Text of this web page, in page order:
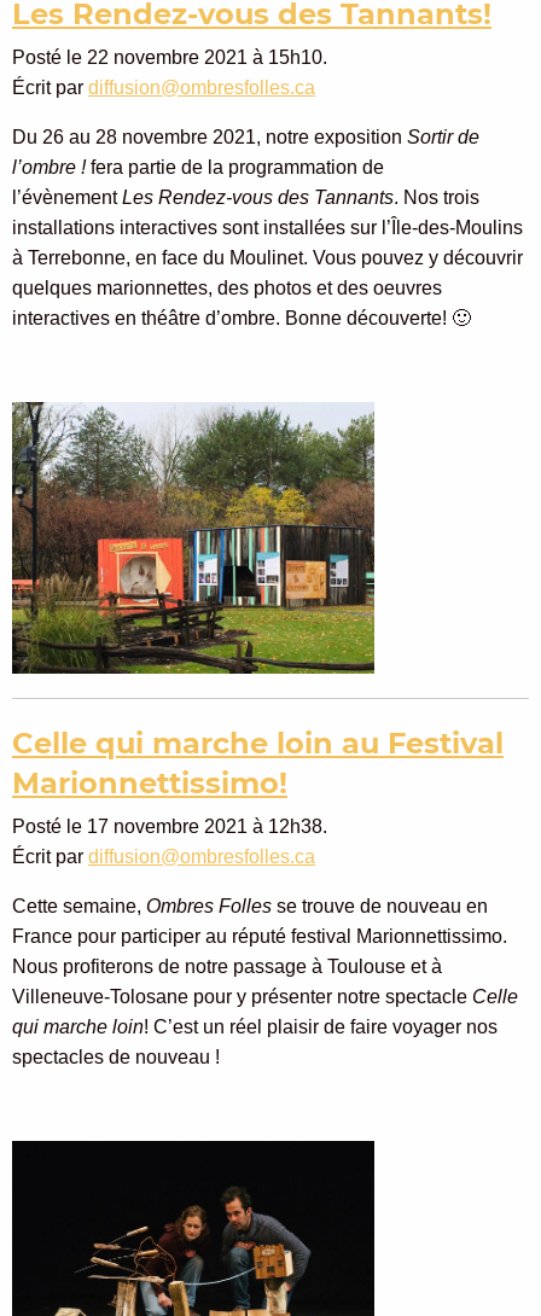
Les Rendez-vous des Tannants!
Posté le 22 novembre 2021 à 15h10.
Écrit par diffusion@ombresfolles.ca
Du 26 au 28 novembre 2021, notre exposition Sortir de
l’ombre !fera partie de la programmation de
l’évènementLes Rendez-vous des Tannants. Nos trois
installations interactives sont installées sur l’Île-des-Moulins
à Terrebonne, en face du Moulinet. Vous pouvez y découvrir
quelques marionnettes, des photos et des oeuvres
interactives en théâtre d’ombre. Bonne découverte! 🙂
Celle qui marche loin au Festival
Marionnettissimo!
Posté le 17 novembre 2021 à 12h38.
Écrit par diffusion@ombresfolles.ca
Cette semaine, Ombres Folles se trouve de nouveau en
France pour participer au réputé festival Marionnettissimo.
Nous profiterons de notre passage à Toulouse et à
Villeneuve-Tolosane pour y présenter notre spectacle Celle
qui marche loin! C’est un réel plaisir de faire voyager nos
spectacles de nouveau !